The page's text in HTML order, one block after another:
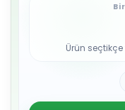
Ürün